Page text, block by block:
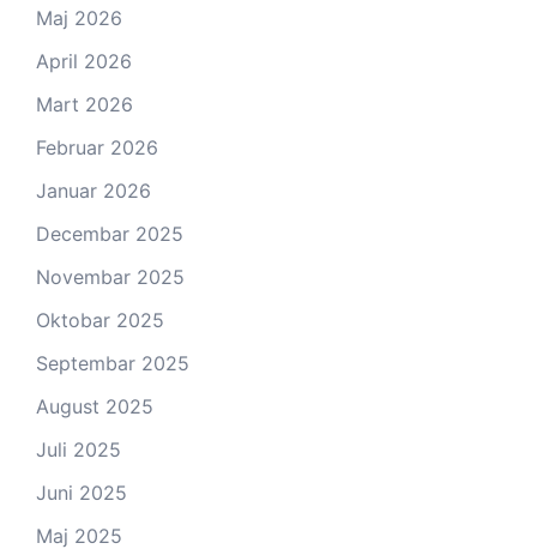
Maj 2026
April 2026
Mart 2026
Februar 2026
Januar 2026
Decembar 2025
Novembar 2025
Oktobar 2025
Septembar 2025
August 2025
Juli 2025
Juni 2025
Maj 2025